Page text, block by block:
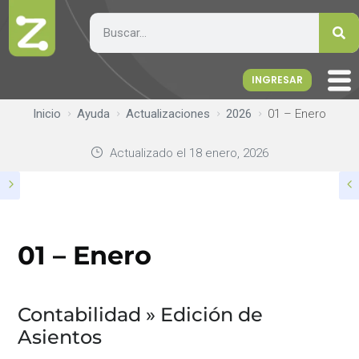
INGRESAR
Inicio Ayuda Actualizaciones 2026 01 – Enero
Actualizado el 18 enero, 2026
01 – Enero
Contabilidad » Edición de
Asientos